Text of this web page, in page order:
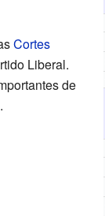
Cortes
Liberal.
de